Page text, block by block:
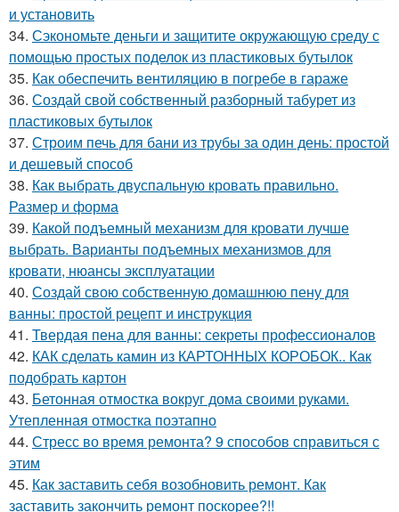
и установить
34. Сэкономьте деньги и защитите окружающую среду с
помощью простых поделок из пластиковых бутылок
35. Как обеспечить вентиляцию в погребе в гараже
36. Создай свой собственный разборный табурет из
пластиковых бутылок
37. Строим печь для бани из трубы за один день: простой
и дешевый способ
38. Как выбрать двуспальную кровать правильно.
Размер и форма
39. Какой подъемный механизм для кровати лучше
выбрать. Варианты подъемных механизмов для
кровати, нюансы эксплуатации
40. Создай свою собственную домашнюю пену для
ванны: простой рецепт и инструкция
41. Твердая пена для ванны: секреты профессионалов
42. КАК сделать камин из КАРТОННЫХ КОРОБОК.. Как
подобрать картон
43. Бетонная отмостка вокруг дома своими руками.
Утепленная отмостка поэтапно
44. Стресс во время ремонта? 9 способов справиться с
этим
45. Как заставить себя возобновить ремонт. Как
заставить закончить ремонт поскорее?!!